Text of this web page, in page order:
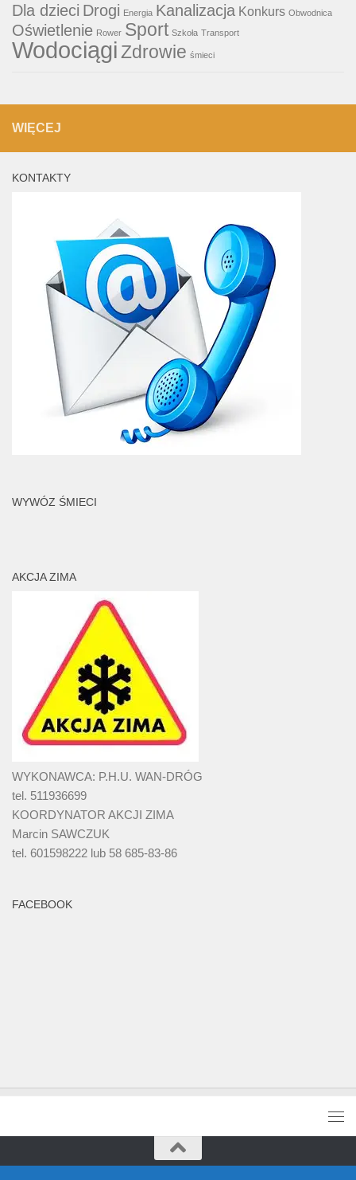
Dla dzieci Drogi Energia Kanalizacja Konkurs Obwodnica
Oświetlenie Rower Sport Szkoła Transport
WodociągiZdrowie śmieci
WIĘCEJ
KONTAKTY
WYWÓZ ŚMIECI
AKCJA ZIMA
WYKONAWCA: P.H.U. WAN-DRÓG
tel. 511936699
KOORDYNATOR AKCJI ZIMA
Marcin SAWCZUK
tel. 601598222 lub 58 685-83-86
FACEBOOK